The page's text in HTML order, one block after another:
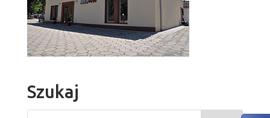
Szukaj